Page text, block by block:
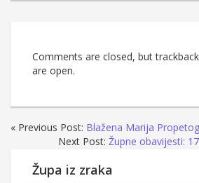
Comments are closed, but
are open.
« Previous Post: Blažena Marija
Next Post: Župne obavijesti:
Župa iz zraka